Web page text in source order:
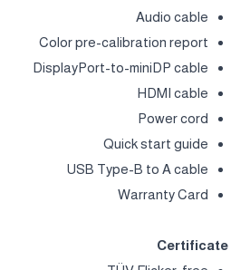
Audio cable
Color pre-calibration report
DisplayPort-to-miniDP cable
HDMI cable
Power cord
Quick start guide
USB Type-B to A cable
Warranty Card
Certificate